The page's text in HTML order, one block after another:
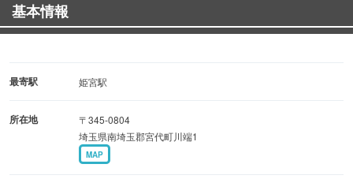
基本情報
最寄駅 姫宮駅
所在地
〒345-0804
埼玉県南埼玉郡宮代町川端1
MAP